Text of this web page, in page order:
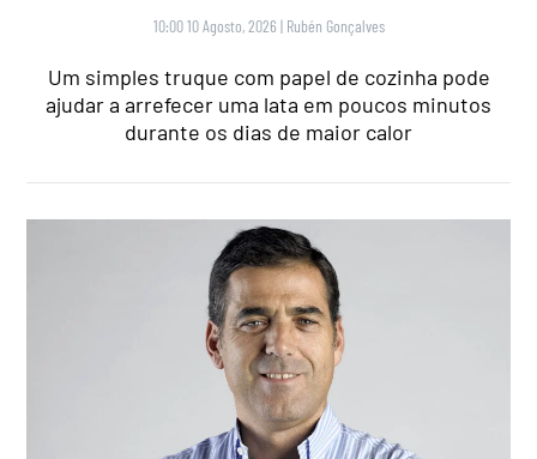
10:00 10 Agosto, 2026 | Rubén Gonçalves
Um simples truque com papel de cozinha pode
ajudar a arrefecer uma lata em poucos minutos
durante os dias de maior calor